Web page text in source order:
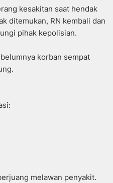
kesakitan saat hendak
ditemukan, RN kembali dan
pihak kepolisian.
korban sempat
melawan penyakit.